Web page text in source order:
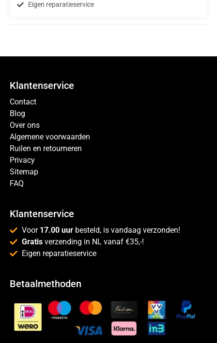
Eigen reparatieservice
Klantenservice
Contact
Blog
Over ons
Algemene voorwaarden
Ruilen en retourneren
Privacy
Sitemap
FAQ
Klantenservice
Voor 17.00 uur besteld, is vandaag verzonden!
Gratis verzending in NL vanaf €35,-!
Eigen reparatieservice
Betaalmethoden